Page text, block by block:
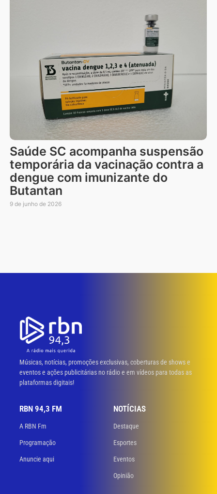
Saúde SC acompanha suspensão
temporária da vacinação contra a
dengue com imunizante do
Butantan
9 de junho de 2026
Músicas, notícias, promoções exclusivas, coberturas de shows e
eventos e ações publicitárias no rádio e em vídeos para todas as
plataformas digitais!
RBN 94,3 FM
A RBN Fm
Programação
Anuncie aqui
NOTÍCIAS
Destaque
Esportes
Eventos
Opinião